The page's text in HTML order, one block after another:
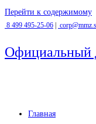
Перейти к содержимому
8 499 495-25-06
Официальный
Главная